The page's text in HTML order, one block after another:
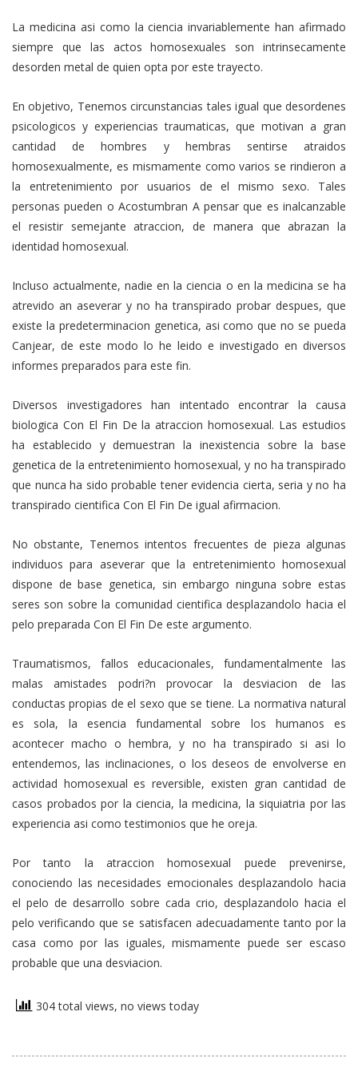
La medicina asi­ como la ciencia invariablemente han afirmado
siempre que las actos homosexuales son intrinsecamente
desorden metal de quien opta por este trayecto.
En objetivo, Tenemos circunstancias tales igual que desordenes
psicologicos y experiencias traumaticas, que motivan a gran
cantidad de hombres y hembras sentirse atraidos
homosexualmente, es mismamente como varios se rindieron a
la entretenimiento por usuarios de el mismo sexo. Tales
personas pueden o Acostumbran A pensar que es inalcanzable
el resistir semejante atraccion, de manera que abrazan la
identidad homosexual.
Incluso actualmente, nadie en la ciencia o en la medicina se ha
atrevido an aseverar y no ha transpirado probar despues, que
existe la predeterminacion genetica, asi­ como que no se pueda
Canjear, de este modo lo he leido e investigado en diversos
informes preparados para este fin.
Diversos investigadores han intentado encontrar la causa
biologica Con El Fin De la atraccion homosexual. Las estudios
ha establecido y demuestran la inexistencia sobre la base
genetica de la entretenimiento homosexual, y no ha transpirado
que nunca ha sido probable tener evidencia cierta, seria y no ha
transpirado cientifica Con El Fin De igual afirmacion.
No obstante, Tenemos intentos frecuentes de pieza algunas
individuos para aseverar que la entretenimiento homosexual
dispone de base genetica, sin embargo ninguna sobre estas
seres son sobre la comunidad cientifica desplazandolo hacia el
pelo preparada Con El Fin De este argumento.
Traumatismos, fallos educacionales, fundamentalmente las
malas amistades podri?n provocar la desviacion de las
conductas propias de el sexo que se tiene. La normativa natural
es sola, la esencia fundamental sobre los humanos es
acontecer macho o hembra, y no ha transpirado si asi lo
entendemos, las inclinaciones, o los deseos de envolverse en
actividad homosexual es reversible, existen gran cantidad de
casos probados por la ciencia, la medicina, la siquiatria por las
experiencia asi­ como testimonios que he oreja.
Por tanto la atraccion homosexual puede prevenirse,
conociendo las necesidades emocionales desplazandolo hacia
el pelo de desarrollo sobre cada crio, desplazandolo hacia el
pelo verificando que se satisfacen adecuadamente tanto por la
casa como por las iguales, mismamente puede ser escaso
probable que una desviacion.
304 total views, no views today